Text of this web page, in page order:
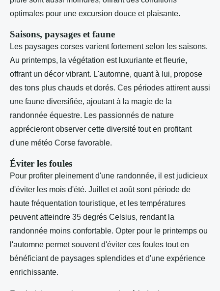
optimales pour une excursion douce et plaisante.
Saisons, paysages et faune
Les paysages corses varient fortement selon les saisons.
Au printemps, la végétation est luxuriante et fleurie,
offrant un décor vibrant. L'automne, quant à lui, propose
des tons plus chauds et dorés. Ces périodes attirent aussi
une faune diversifiée, ajoutant à la magie de la
randonnée équestre. Les passionnés de nature
apprécieront observer cette diversité tout en profitant
d'une météo Corse favorable.
Éviter les foules
Pour profiter pleinement d'une randonnée, il est judicieux
d'éviter les mois d'été. Juillet et août sont période de
haute fréquentation touristique, et les températures
peuvent atteindre 35 degrés Celsius, rendant la
randonnée moins confortable. Opter pour le printemps ou
l'automne permet souvent d'éviter ces foules tout en
bénéficiant de paysages splendides et d'une expérience
enrichissante.